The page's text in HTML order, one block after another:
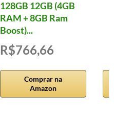
128GB 12GB (4GB
RAM + 8GB Ram
Boost)...
R$766,66
Comprar na
Amazon